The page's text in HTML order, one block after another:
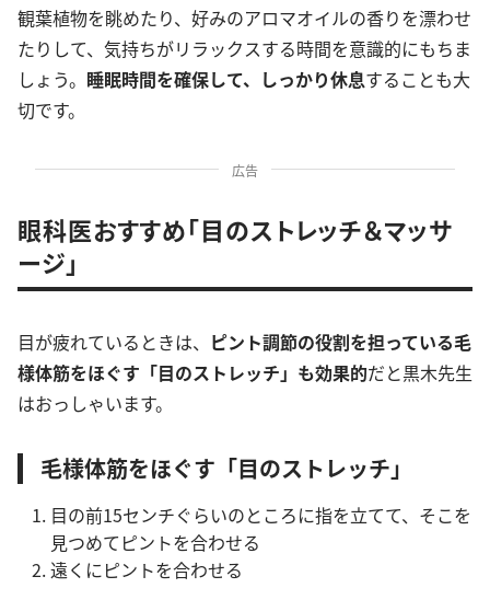
観葉植物を眺めたり、好みのアロマオイルの香りを漂わせ
たりして、気持ちがリラックスする時間を意識的にもちま
しょう。 睡眠時間を確保して、しっかり休息することも大
切です。
広告
眼科医おすすめ「目のストレッチ＆マッサ
ージ」
目が疲れているときは、 ピント調節の役割を担っている毛
様体筋をほぐす「目のストレッチ」 も効果的だと黒木先生
はおっしゃいます。
毛様体筋をほぐす「目のストレッチ」
目の前15センチぐらいのところに指を立てて、そこを
見つめてピントを合わせる
遠くにピントを合わせる